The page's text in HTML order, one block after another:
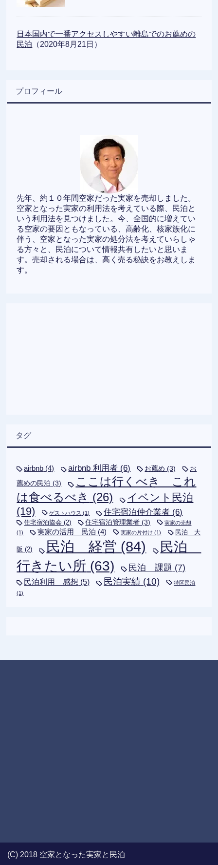
日本国内で一番アクセスしやすい離島でのお薦めの
民泊 （2020年8月21日）
プロフィール
先年、約１０年間空家だった実家を売却しました。
空家となった実家の利用法を考えている際、民泊と
いう利用法を見つけました。今、全国的に増えてい
る空家の要因ともなっている、高齢化、核家族化に
伴う、空家となった実家の処分法を考えていらしゃ
る方々と、民泊について情報共有したいと思いま
す。売却される場合は、高く売る秘訣をお教えしま
す。
タグ
airbnb (4) airbnb 利用者 (6) お薦め (3)
お
薦めの民泊 (3)
ここは行くべき これ
は食べるべき (26)
イベント民泊
(19)
ゲストハウス (1) 住宅宿泊仲介業者 (6)
住宅宿泊協会 (2) 住宅宿泊管理業者 (3)
実家の売却
(1)
実家の活用 民泊 (4) 実家の片付け (1) 民泊 大
阪 (2) 民泊 経営 (84)
民泊
行きたい所 (63) 民泊 課題 (7)
民泊利用 感想 (5) 民泊実績 (10)
特区民泊
(1)
(C) 2018 空家となった実家と民泊